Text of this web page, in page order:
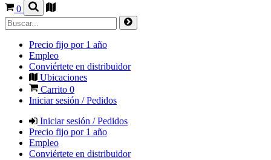
0
Precio fijo por 1 año
Empleo
Conviértete en distribuidor
Ubicaciones
Carrito 0
Iniciar sesión / Pedidos
Iniciar sesión / Pedidos
Precio fijo por 1 año
Empleo
Conviértete en distribuidor